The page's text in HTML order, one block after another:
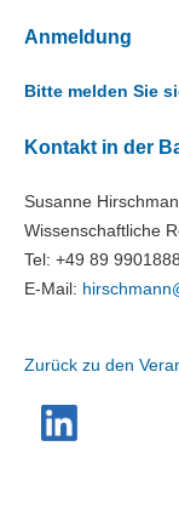
Anmeldung
Bitte melden Sie
Kontakt in der
Susanne
Wissenschaftliche
Tel: +49 89
E-Mail:
Zurück zu den